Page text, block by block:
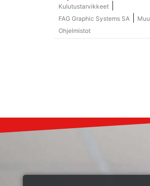
Kulutustarvikkeet
FAG Graphic Systems SA Muu
Ohjelmistot